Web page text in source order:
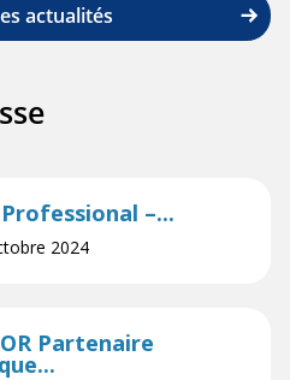
actualités
–...
2024
Partenaire